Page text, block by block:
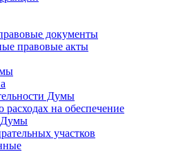
документы
правовые акты
Думы
на обеспечение
Думы
участков